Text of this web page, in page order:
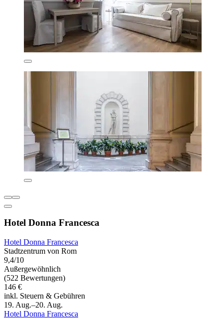
Hotel Donna Francesca
Hotel Donna Francesca
Stadtzentrum von Rom
9,4/10
Außergewöhnlich
(522 Bewertungen)
146 €
inkl. Steuern & Gebühren
19. Aug.–20. Aug.
Hotel Donna Francesca